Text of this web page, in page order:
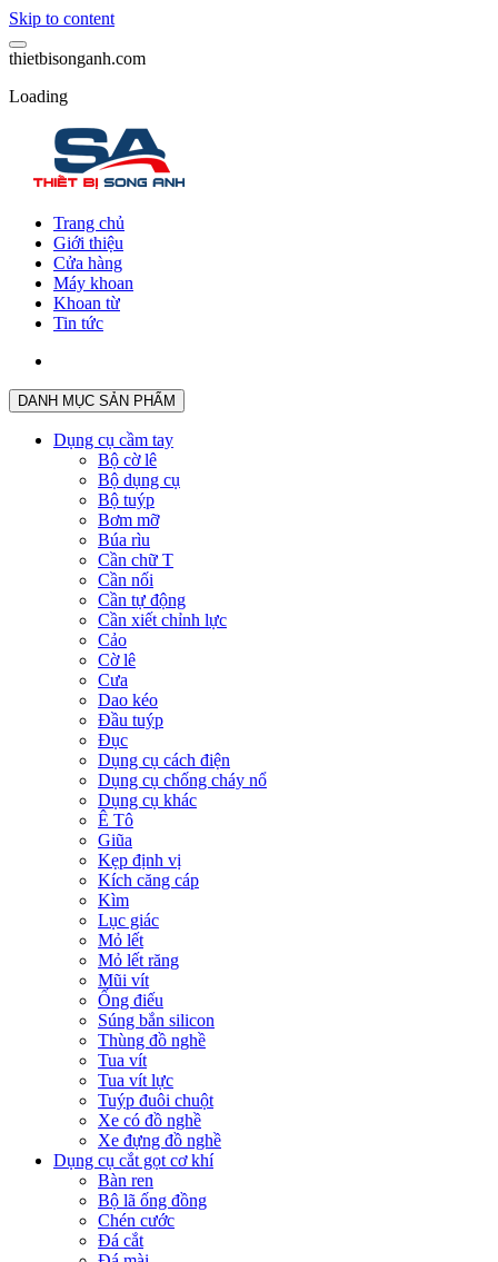
Skip to content
thietbisonganh.com
Loading
Trang chủ
Giới thiệu
Cửa hàng
Máy khoan
Khoan từ
Tin tức
DANH MỤC SẢN PHẨM
Dụng cụ cầm tay
Bộ cờ lê
Bộ dụng cụ
Bộ tuýp
Bơm mỡ
Búa rìu
Cần chữ T
Cần nối
Cần tự động
Cần xiết chỉnh lực
Cảo
Cờ lê
Cưa
Dao kéo
Đầu tuýp
Đục
Dụng cụ cách điện
Dụng cụ chống cháy nổ
Dụng cụ khác
Ê Tô
Giũa
Kẹp định vị
Kích căng cáp
Kìm
Lục giác
Mỏ lết
Mỏ lết răng
Mũi vít
Ống điếu
Súng bắn silicon
Thùng đồ nghề
Tua vít
Tua vít lực
Tuýp đuôi chuột
Xe có đồ nghề
Xe đựng đồ nghề
Dụng cụ cắt gọt cơ khí
Bàn ren
Bộ lã ống đồng
Chén cước
Đá cắt